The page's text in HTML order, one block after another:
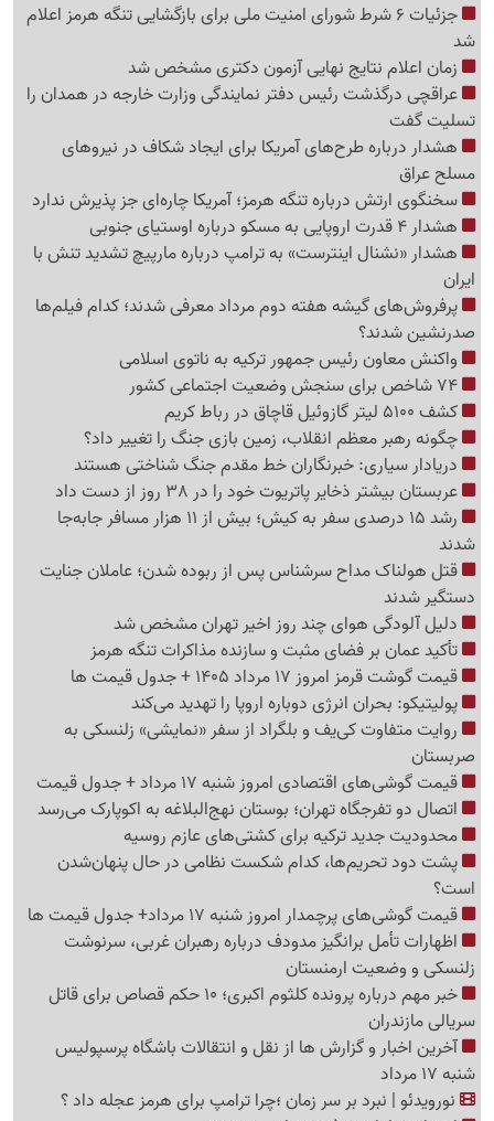
جزئیات 6 شرط شورای امنیت ملی برای بازگشایی تنگه هرمز اعلام
شد
زمان اعلام نتایج نهایی آزمون دکتری مشخص شد
عراقچی درگذشت رئیس دفتر نمایندگی وزارت خارجه در همدان را
تسلیت گفت
هشدار درباره طرح‌های آمریکا برای ایجاد شکاف در نیروهای
مسلح عراق
سخنگوی ارتش درباره تنگه هرمز؛ آمریکا چاره‌ای جز پذیرش ندارد
هشدار 4 قدرت اروپایی به مسکو درباره اوستیای جنوبی
هشدار «نشنال اینترست» به ترامپ درباره مارپیچ تشدید تنش با
ایران
پرفروش‌های گیشه هفته دوم مرداد معرفی شدند؛ کدام فیلم‌ها
صدرنشین شدند؟
واکنش معاون رئیس جمهور ترکیه به ناتوی اسلامی
کشف 5100 لیتر گازوئیل قاچاق در رباط کریم
چگونه رهبر معظم انقلاب، زمین بازی جنگ را تغییر داد؟
دریادار سیاری: خبرنگاران خط مقدم جنگ شناختی هستند
عربستان بیشتر ذخایر پاتریوت خود را در 38 روز از دست داد
رشد 15 درصدی سفر به کیش؛ بیش از 11 هزار مسافر جابه‌جا
شدند
قتل هولناک مداح سرشناس پس از ربوده شدن؛ عاملان جنایت
دستگیر شدند
دلیل آلودگی هوای چند روز اخیر تهران مشخص شد
تأکید عمان بر فضای مثبت و سازنده مذاکرات تنگه هرمز
قیمت گوشت قرمز امروز 17 مرداد 1405 + جدول قیمت ها
پولیتیکو: بحران انرژی دوباره اروپا را تهدید می‌کند
روایت متفاوت کی‌یف و بلگراد از سفر «نمایشی» زلنسکی به
صربستان
قیمت گوشی‌های اقتصادی امروز شنبه 17 مرداد + جدول قیمت
اتصال دو تفرجگاه تهران؛ بوستان نهج‌البلاغه به اکوپارک می‌رسد
محدودیت جدید ترکیه برای کشتی‌های عازم روسیه
پشت دود تحریم‌ها، کدام شکست نظامی در حال پنهان‌شدن
است؟
قیمت گوشی‌های پرچمدار امروز شنبه 17 مرداد+ جدول قیمت ها
اظهارات تأمل برانگیز مدودف درباره رهبران غربی، سرنوشت
زلنسکی و وضعیت ارمنستان
خبر مهم درباره پرونده کلثوم اکبری؛ 10 حکم قصاص برای قاتل
سریالی مازندران
آخرین اخبار و گزارش ها از نقل و انتقالات باشگاه پرسپولیس
شنبه 17 مرداد
نورویدئو | نبرد بر سر زمان ؛چرا ترامپ برای هرمز عجله داد ؟